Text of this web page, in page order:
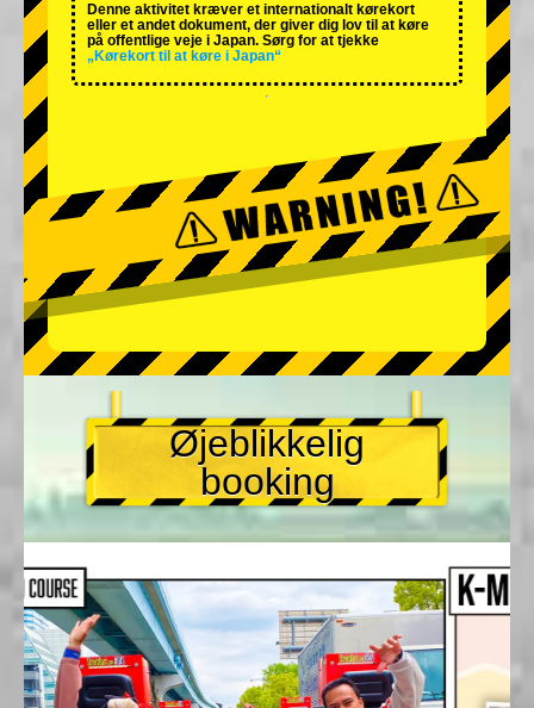
Denne aktivitet kræver et internationalt kørekort
eller et andet dokument, der giver dig lov til at køre
på offentlige veje i Japan. Sørg for at tjekke
„Kørekort til at køre i Japan“
Øjeblikkelig
booking